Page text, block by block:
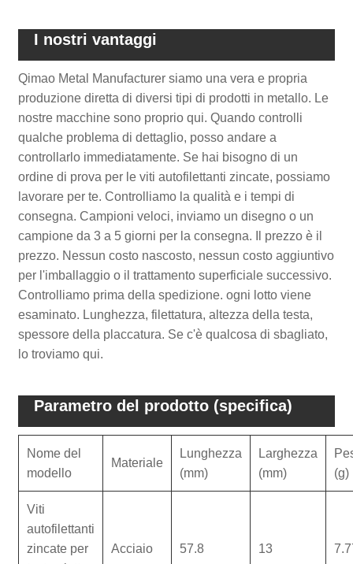
I nostri vantaggi
Qimao Metal Manufacturer siamo una vera e propria
produzione diretta di diversi tipi di prodotti in metallo. Le
nostre macchine sono proprio qui. Quando controlli
qualche problema di dettaglio, posso andare a
controllarlo immediatamente. Se hai bisogno di un
ordine di prova per le viti autofilettanti zincate, possiamo
lavorare per te. Controlliamo la qualità e i tempi di
consegna. Campioni veloci, inviamo un disegno o un
campione da 3 a 5 giorni per la consegna. Il prezzo è il
prezzo. Nessun costo nascosto, nessun costo aggiuntivo
per l'imballaggio o il trattamento superficiale successivo.
Controlliamo prima della spedizione. ogni lotto viene
esaminato. Lunghezza, filettatura, altezza della testa,
spessore della placcatura. Se c'è qualcosa di sbagliato,
lo troviamo qui.
Parametro del prodotto (specifica)
Nome del
modello
Materiale
Lunghezza
(mm)
Larghezza
(mm)
(g)
Viti
autofilettanti
zincate per
Acciaio 57.8 13